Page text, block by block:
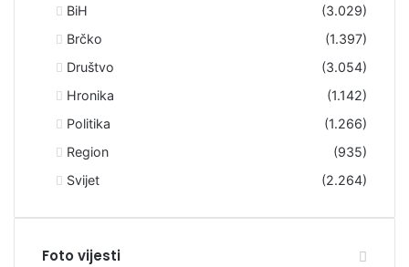
BiH
(3.029)
Brčko
(1.397)
Društvo
(3.054)
Hronika
(1.142)
Politika
(1.266)
Region
(935)
Svijet
(2.264)
Foto vijesti